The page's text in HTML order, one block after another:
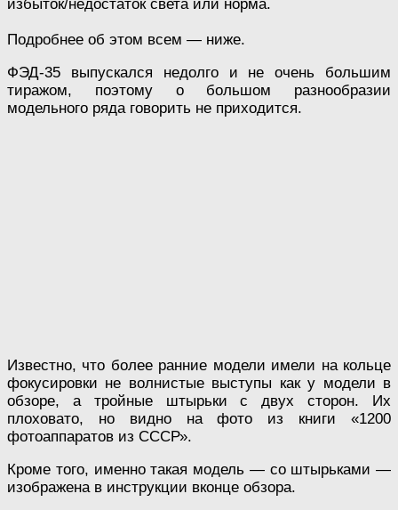
избыток/недостаток света или норма.
Подробнее об этом всем — ниже.
ФЭД-35 выпускался недолго и не очень большим
тиражом, поэтому о большом разнообразии
модельного ряда говорить не приходится.
Известно, что более ранние модели имели на кольце
фокусировки не волнистые выступы как у модели в
обзоре, а тройные штырьки с двух сторон. Их
плоховато, но видно на фото из книги «1200
фотоаппаратов из СССР».
Кроме того, именно такая модель — со штырьками —
изображена в инструкции вконце обзора.